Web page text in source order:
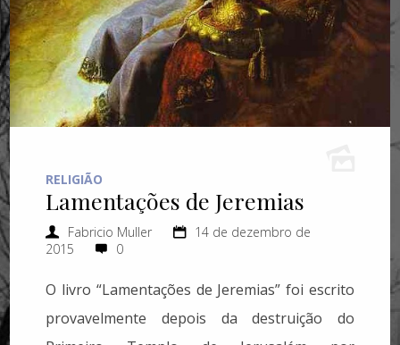
RELIGIÃO
Lamentações de Jeremias
Fabricio Muller
14 de dezembro de
2015
0
O livro “Lamentações de Jeremias” foi escrito
provavelmente depois da destruição do